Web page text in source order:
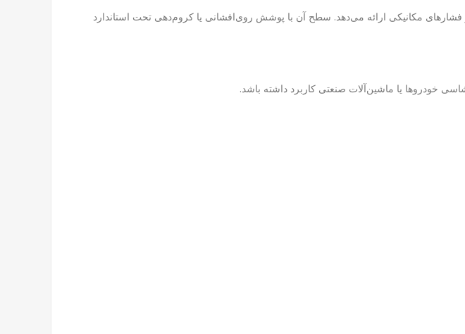
بالایی در برابر خوردگی و فشارهای مکانیکی ارائه می‌دهد. سطح آن با پوشش روی‌افشانی یا کروم‌دهی تحت استاندارد